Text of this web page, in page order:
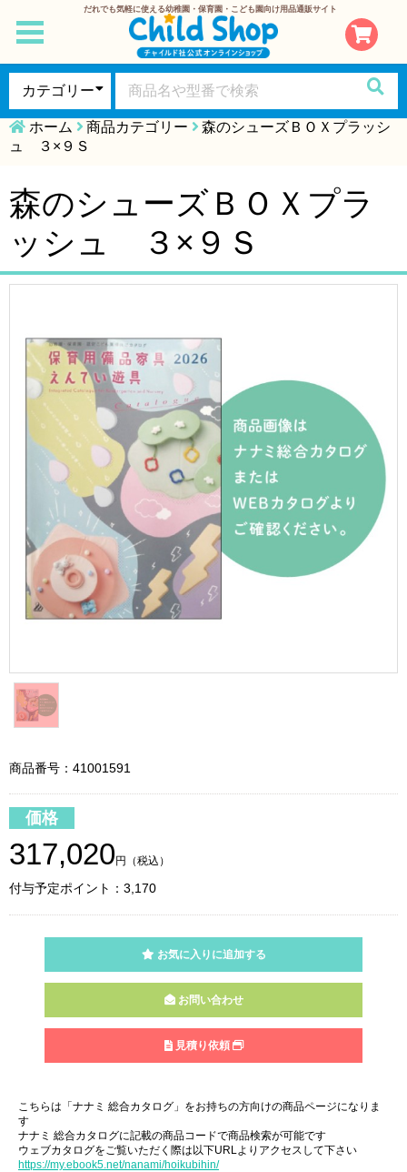
だれでも気軽に使える幼稚園・保育園・こども園向け用品通販サイト
toggle
navigation
ホーム 商品カテゴリー
森のシューズＢＯＸプラッシ
ュ ３×９Ｓ
森のシューズＢＯＸプラ
ッシュ ３×９Ｓ
商品番号：41001591
価格
317,020 円（税込）
付与予定ポイント：3,170
お気に入りに追加する
お問い合わせ
見積り依頼
こちらは「ナナミ 総合カタログ」をお持ちの方向けの商品ページになりま
す
ナナミ 総合カタログに記載の商品コードで商品検索が可能です
ウェブカタログをご覧いただく際は以下URLよりアクセスして下さい
https://my.ebook5.net/nanami/hoikubihin/